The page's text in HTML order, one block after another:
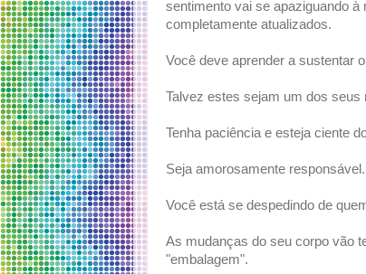
sentimento vai se apaziguando
completamente atualizados.
Você deve aprender a sustentar
Talvez estes sejam um dos seus
Tenha paciência e esteja ciente
Seja amorosamente responsável.
Você está se despedindo de
As mudanças do seu corpo vão
"embalagem".